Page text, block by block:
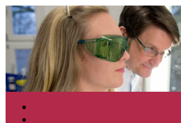
Hauptmenü
Zum Inhalt wechseln
Zum sekundären Inhalt wechseln